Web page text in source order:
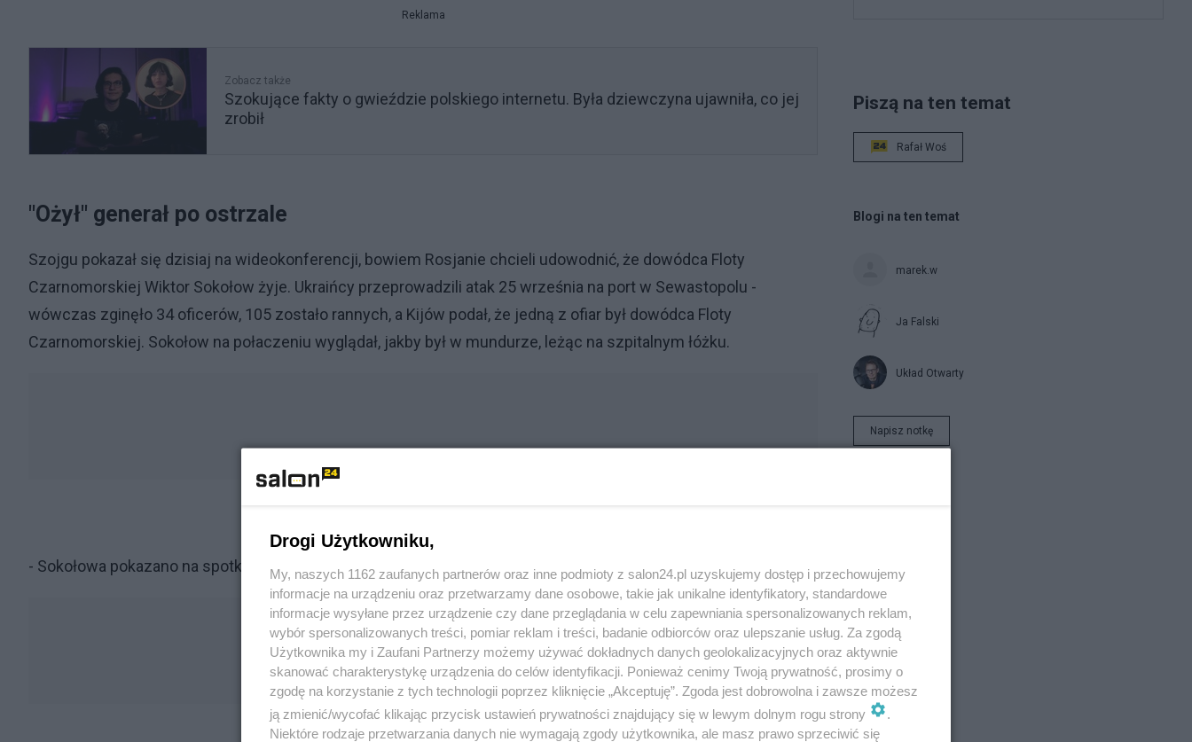
Reklama
Zobacz także
Szokujące fakty o gwieździe polskiego internetu. Była dziewczyna ujawniła, co jej
zrobił
"Ożył" generał po ostrzale
Szojgu pokazał się dzisiaj na wideokonferencji, bowiem Rosjanie chcieli udowodnić, że dowódca Floty
Czarnomorskiej Wiktor Sokołow żyje. Ukraińcy przeprowadzili atak 25 września na port w Sewastopolu -
wówczas zginęło 34 oficerów, 105 zostało rannych, a Kijów podał, że jedną z ofiar był dowódca Floty
Czarnomorskiej. Sokołow na połaczeniu wyglądał, jakby był w mundurze, leżąc na szpitalnym łóżku.
- Sokołowa pokazano na spotkaniu z Szojgu. Połączył się poprzez łącze wideo - komentowała Nexta.
Piszą na ten temat
Rafał Woś
Blogi na ten temat
marek.w
Ja Falski
Układ Otwarty
Napisz notkę
Drogi Użytkowniku,
My, naszych 1162 zaufanych partnerów oraz inne podmioty z salon24.pl uzyskujemy dostęp i przechowujemy
informacje na urządzeniu oraz przetwarzamy dane osobowe, takie jak unikalne identyfikatory, standardowe
informacje wysyłane przez urządzenie czy dane przeglądania w celu zapewniania spersonalizowanych reklam,
wybór spersonalizowanych treści, pomiar reklam i treści, badanie odbiorców oraz ulepszanie usług. Za zgodą
Użytkownika my i Zaufani Partnerzy możemy używać dokładnych danych geolokalizacyjnych oraz aktywnie
skanować charakterystykę urządzenia do celów identyfikacji. Ponieważ cenimy Twoją prywatność, prosimy o
zgodę na korzystanie z tych technologii poprzez kliknięcie „Akceptuję”. Zgoda jest dobrowolna i zawsze możesz
ją zmienić/wycofać klikając przycisk ustawień prywatności znajdujący się w lewym dolnym rogu strony
.
Niektóre rodzaje przetwarzania danych nie wymagają zgody użytkownika, ale masz prawo sprzeciwić się